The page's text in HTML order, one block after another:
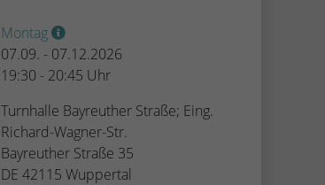
Montag
07.09. - 07.12.2026
19:30 - 20:45 Uhr
Turnhalle Bayreuther Straße; Eing.
Richard-Wagner-Str.
Bayreuther Straße 35
DE 42115 Wuppertal